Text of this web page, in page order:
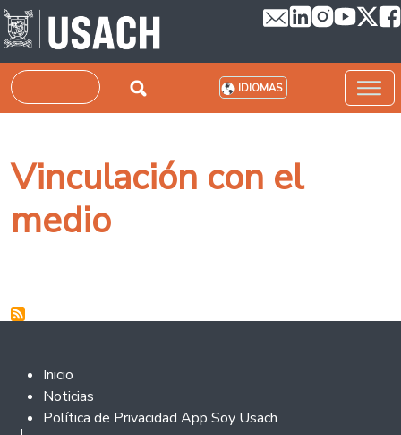
Pasar al contenido principal
Buscar IDIOMAS
Vinculación con el
medio
Footer 2
Inicio
Noticias
Política de Privacidad App Soy Usach